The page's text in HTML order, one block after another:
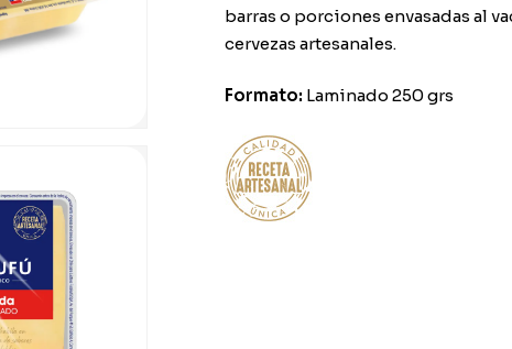
barras o porciones envasadas al
cervezas artesanales.
Formato: Laminado 250 grs